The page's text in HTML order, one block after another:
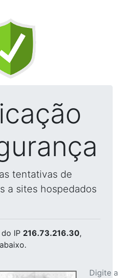
tentativas de
a sites hospedados
do IP 216.73.216.30,
Digite